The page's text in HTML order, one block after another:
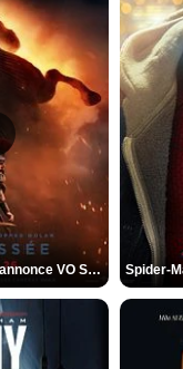
L'Odyssée Bande-annonce VO STFR